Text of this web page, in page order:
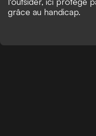
grâce au handicap.